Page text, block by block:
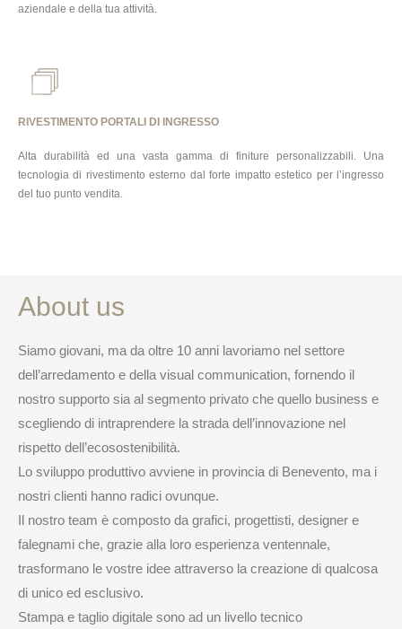
aziendale e della tua attività.
RIVESTIMENTO PORTALI DI INGRESSO
Alta durabilità ed una vasta gamma di finiture personalizzabili. Una
tecnologia di rivestimento esterno dal forte impatto estetico per l’ingresso
del tuo punto vendita.
About us
Siamo giovani, ma da oltre 10 anni lavoriamo nel settore
dell’arredamento e della visual communication, fornendo il
nostro supporto sia al segmento privato che quello business e
scegliendo di intraprendere la strada dell’innovazione nel
rispetto dell’ecosostenibilità.
Lo sviluppo produttivo avviene in provincia di Benevento, ma i
nostri clienti hanno radici ovunque.
Il nostro team è composto da grafici, progettisti, designer e
falegnami che, grazie alla loro esperienza ventennale,
trasformano le vostre idee attraverso la creazione di qualcosa
di unico ed esclusivo.
Stampa e taglio digitale sono ad un livello tecnico